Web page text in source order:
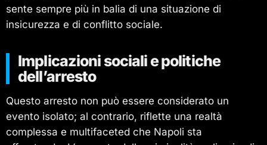
sente sempre più in balia di una situazione di
insicurezza e di conflitto sociale.
Implicazioni sociali e politiche
dell’arresto
Questo arresto non può essere considerato un
evento isolato; al contrario, riflette una realtà
complessa e multifaceted che Napoli sta